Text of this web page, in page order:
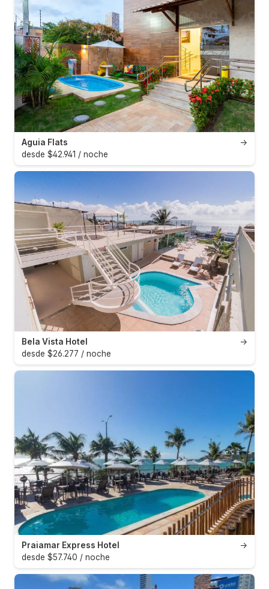
→
Aguia Flats
desde $42.941 / noche
→
Bela Vista Hotel
desde $26.277 / noche
→
Praiamar Express Hotel
desde $57.740 / noche